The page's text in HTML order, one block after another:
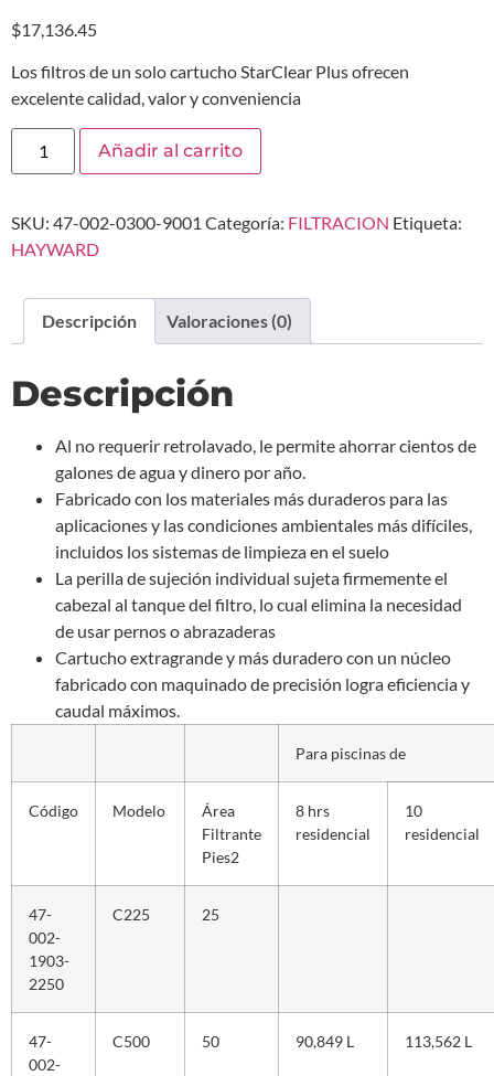
$17,136.45
Los filtros de un solo cartucho StarClear Plus ofrecen
excelente calidad, valor y conveniencia
Añadir al carrito
SKU: 47-002-0300-9001 Categoría: FILTRACION Etiqueta:
HAYWARD
Descripción Valoraciones (0)
Descripción
Al no requerir retrolavado, le permite ahorrar cientos de
galones de agua y dinero por año.
Fabricado con los materiales más duraderos para las
aplicaciones y las condiciones ambientales más difíciles,
incluidos los sistemas de limpieza en el suelo
La perilla de sujeción individual sujeta firmemente el
cabezal al tanque del filtro, lo cual elimina la necesidad
de usar pernos o abrazaderas
Cartucho extragrande y más duradero con un núcleo
fabricado con maquinado de precisión logra eficiencia y
caudal máximos.
Para piscinas de
Código Modelo
Área
Filtrante
Pies2
8 hrs
residencial
10
residencial
47-
002-
1903-
2250
C225 25
47-
002-
C500 50 90,849 L 113,562 L